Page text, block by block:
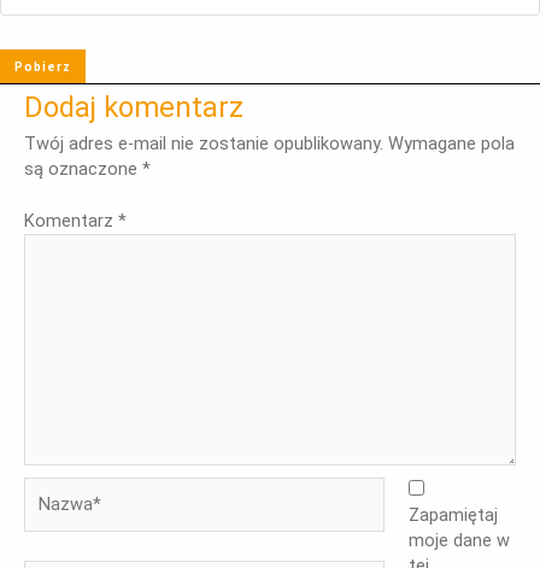
Pobierz
Dodaj komentarz
Twój adres e-mail nie zostanie opublikowany. Wymagane pola
są oznaczone *
Komentarz *
Zapamiętaj
moje dane w